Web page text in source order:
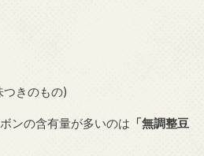
つきのもの)
ンの含有量が多いのは 「無調整豆